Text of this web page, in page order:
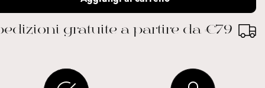
gratuite a partire da €79